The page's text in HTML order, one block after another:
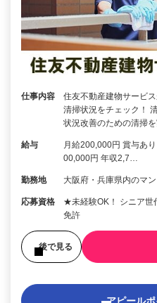
仕事内容
住友不動産建物サービ
清掃状況をチェック！
状況改善のための清掃
給与
月給200,000円 賞与あ
00,000円 年収2,7…
勤務地 大阪府・兵庫県内のマ
応募資格
★未経験OK！ シニア世
免許
後で見る